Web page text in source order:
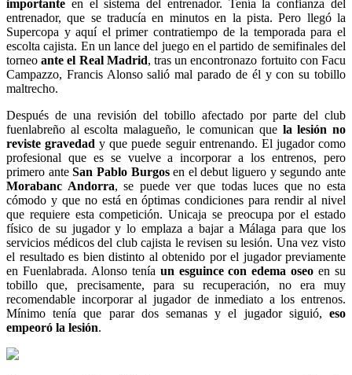
importante en el sistema del entrenador. Tenía la confianza del
entrenador, que se traducía en minutos en la pista. Pero llegó la
Supercopa y aquí el primer contratiempo de la temporada para el
escolta cajista. En un lance del juego en el partido de semifinales del
torneoante el Real Madrid, tras un encontronazo fortuito con Facu
Campazzo, Francis Alonso salió mal parado de él y con su tobillo
maltrecho.
Después de una revisión del tobillo afectado por parte del club
fuenlabreño al escolta malagueño, le comunican que la lesión no
reviste gravedad y que puede seguir entrenando. El jugador como
profesional que es se vuelve a incorporar a los entrenos, pero
primero anteSan Pablo Burgosen el debut liguero y segundo ante
Morabanc Andorra, se puede ver que todas luces que no esta
cómodo y que no está en óptimas condiciones para rendir al nivel
que requiere esta competición. Unicaja se preocupa por el estado
físico de su jugador y lo emplaza a bajar a Málaga para que los
servicios médicos del club cajista le revisen su lesión. Una vez visto
el resultado es bien distinto al obtenido por el jugador previamente
en Fuenlabrada. Alonso tenía un esguince con edema oseo en su
tobillo que, precisamente, para su recuperación, no era muy
recomendable incorporar al jugador de inmediato a los entrenos.
Mínimo tenía que parar dos semanas y el jugador siguió, eso
empeoró la lesión.